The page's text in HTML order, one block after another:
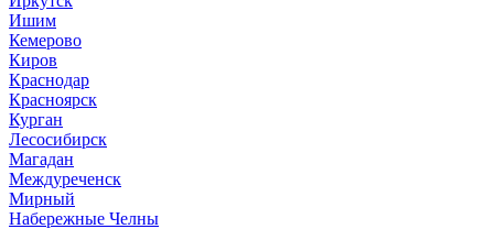
Ишим
Кемерово
Киров
Краснодар
Красноярск
Курган
Лесосибирск
Магадан
Междуреченск
Мирный
Набережные Челны